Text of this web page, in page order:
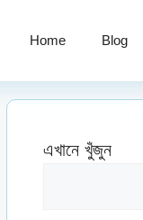
Home Blog
এখানে খুঁজুন